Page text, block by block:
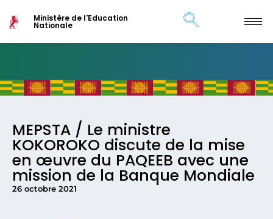
Ministère de l'Education
Nationale
MEPSTA / Le ministre
KOKOROKO discute de la mise
en œuvre du PAQEEB avec une
mission de la Banque Mondiale
26 octobre 2021